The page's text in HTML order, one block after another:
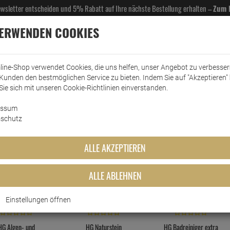
entscheiden und 5% Rabatt auf Ihre nächste Bestellung erhalten –Zum
& GASTROBEDARF DROGERIE KÜCHE & HAUSHALT KFZ
HG Reiniger
Sie sich 10% Rabatt auf die Marke HG
PRODUKTE DIESER
Algen- und
HG Naturstein
HG Badreiniger extra
COOKIES
Shop verwendet Cookies, die uns helfen, unser Angebot zu
den bestmöglichen Service zu bieten. Indem Sie auf "Akzeptieren"
sich mit unseren Cookie-Richtlinien einverstanden.
ALLE AKZEPTIEREN
ALLE ABLEHNEN
Einstellungen öffnen